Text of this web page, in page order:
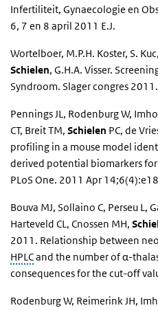
Infertiliteit, Gynaecologie en
6, 7 en 8 april 2011 E.J.
Wortelboer, M.P.H. Koster, S.
Schielen, G.H.A. Visser.
Syndroom. Slager congres 2011.
Pennings JL, Rodenburg W,
CT, Breit TM, Schielen PC, de
profiling in a mouse model
derived potential biomarkers
PLoS One. 2011 Apr
Bouva MJ, Sollaino C, Perseu L,
Harteveld CL, Cnossen MH,
2011. Relationship between
HPLCand the number of α-
consequences for the cut-off
Rodenburg W, Reimerink JH,